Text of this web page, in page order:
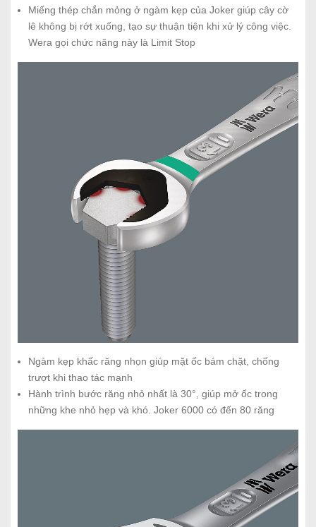
Miếng thép chắn mỏng ở ngàm kẹp của Joker giúp cây cờ
lê không bị rớt xuống, tạo sự thuận tiện khi xử lý công việc.
Wera gọi chức năng này là Limit Stop
Ngàm kẹp khấc răng nhọn giúp mặt ốc bám chặt, chống
trượt khi thao tác mạnh
Hành trình bước răng nhỏ nhất là 30°, giúp mở ốc trong
những khe nhỏ hẹp và khó. Joker 6000 có đến 80 răng